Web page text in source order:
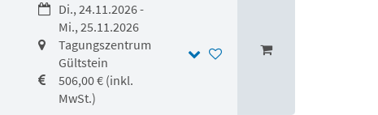
Di., 24.11.2026 -
Mi., 25.11.2026
Tagungszentrum
Gültstein
506,00 € (inkl.
MwSt.)